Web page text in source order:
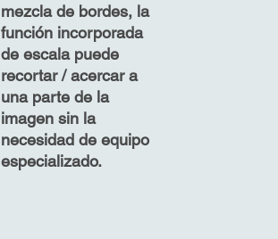
mezcla de bordes, la
función incorporada
de escala puede
recortar / acercar a
una parte de la
imagen sin la
necesidad de equipo
especializado.